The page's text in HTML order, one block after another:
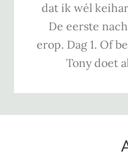
dat ik wél
De eerste
erop. Dag 1. Of
Tony doet